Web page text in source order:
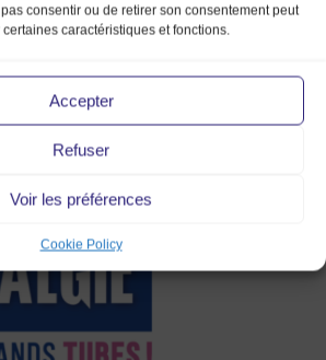
consentir ou de retirer son consentement peut
caractéristiques et fonctions.
Accepter
Refuser
Voir les préférences
Cookie Policy